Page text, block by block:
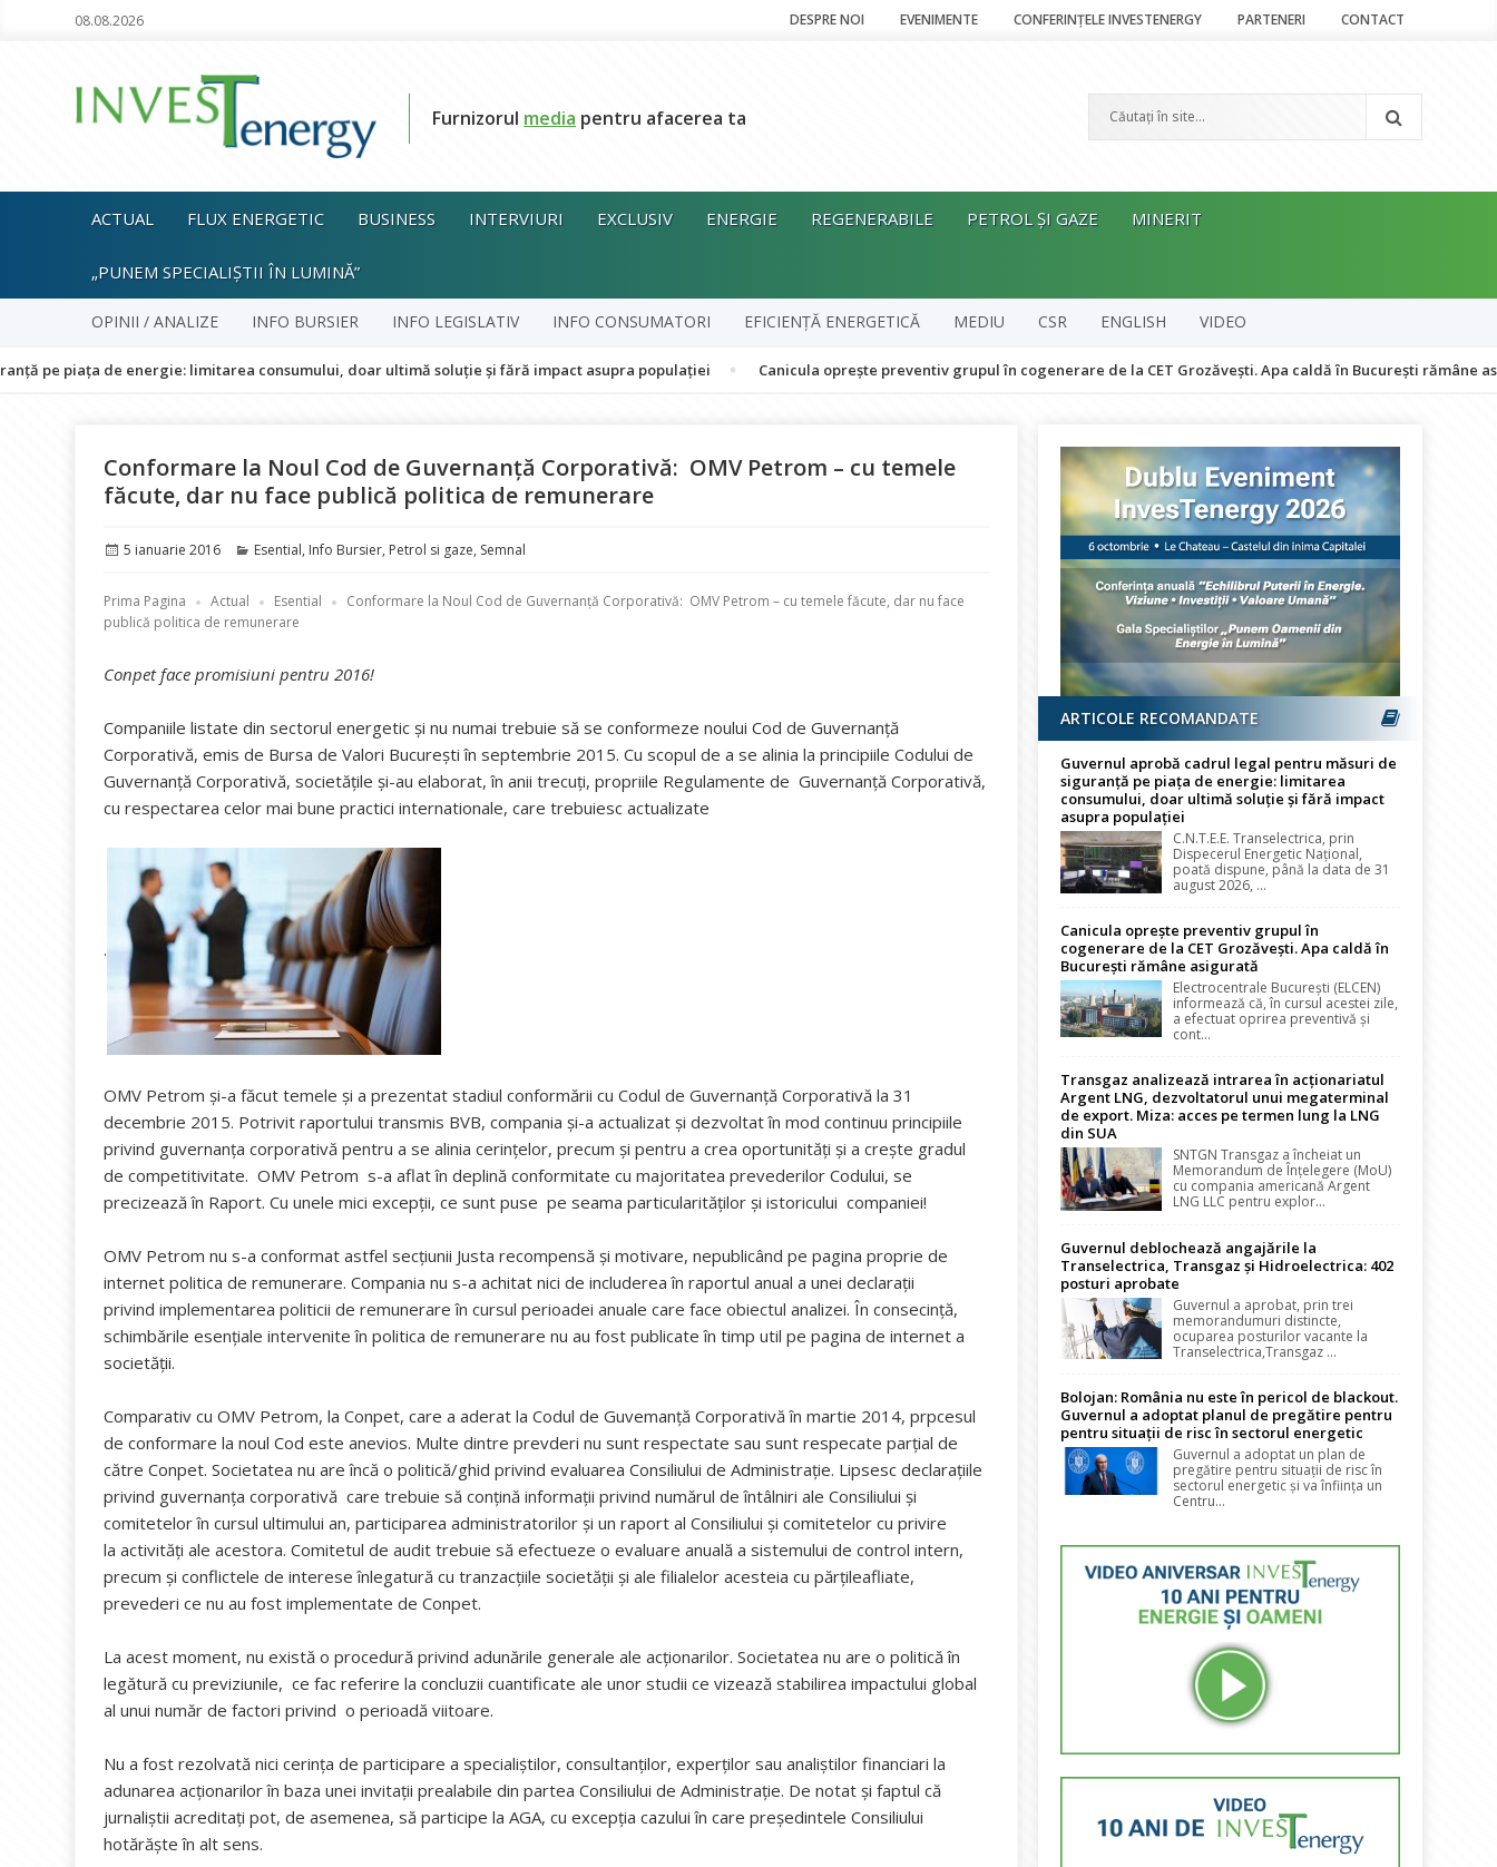
08.08.2026 DESPRE NOI EVENIMENTE CONFERINȚELE INVESTENERGY PARTENERI CONTACT
Furnizorul media pentru afacerea ta
ACTUAL FLUX ENERGETIC BUSINESS INTERVIURI EXCLUSIV ENERGIE REGENERABILE PETROL ȘI GAZE MINERIT
„PUNEM SPECIALIȘTII ÎN LUMINĂ”
OPINII / ANALIZE INFO BURSIER INFO LEGISLATIV INFO CONSUMATORI EFICIENȚĂ ENERGETICĂ MEDIU CSR ENGLISH VIDEO
de energie: limitarea consumului, doar ultimă soluție și fără impact asupra populației Canicula oprește preventiv grupul în cogenerare de la CET Grozăvești. Apa caldă în București rămâne asigurată
Conformare la Noul Cod de Guvernanță Corporativă: OMV Petrom – cu temele
făcute, dar nu face publică politica de remunerare
Publicat
5 ianuarie 2016 Categorii
Esential, Info Bursier, Petrol si gaze, Semnal
Prima Pagina Actual Esential
Conformare la Noul Cod de Guvernanță Corporativă: OMV Petrom – cu temele făcute, dar nu face
publică politica de remunerare
Conpet face promisiuni pentru 2016!
Companiile listate din sectorul energetic și nu numai trebuie să se conformeze noului Cod de Guvernanță
Corporativă, emis de Bursa de Valori București în septembrie 2015. Cu scopul de a se alinia la principiile Codului de
Guvernanță Corporativă, societățile și-au elaborat, în anii trecuți, propriile Regulamente de Guvernanță Corporativă,
cu respectarea celor mai bune practici internationale, care trebuiesc actualizate
.
OMV Petrom și-a făcut temele și a prezentat stadiul conformării cu Codul de Guvernanță Corporativă la 31
decembrie 2015. Potrivit raportului transmis BVB, compania și-a actualizat și dezvoltat în mod continuu principiile
privind guvernanța corporativă pentru a se alinia cerințelor, precum și pentru a crea oportunități și a crește gradul
de competitivitate. OMV Petrom s-a aflat în deplină conformitate cu majoritatea prevederilor Codului, se
precizează în Raport. Cu unele mici excepții, ce sunt puse pe seama particularităților și istoricului companiei!
OMV Petrom nu s-a conformat astfel secțiunii Justa recompensă și motivare, nepublicând pe pagina proprie de
internet politica de remunerare. Compania nu s-a achitat nici de includerea în raportul anual a unei declarații
privind implementarea politicii de remunerare în cursul perioadei anuale care face obiectul analizei. În consecință,
schimbările esențiale intervenite în politica de remunerare nu au fost publicate în timp util pe pagina de internet a
societății.
Comparativ cu OMV Petrom, la Conpet, care a aderat la Codul de Guvemanță Corporativă în martie 2014, prpcesul
de conformare la noul Cod este anevios. Multe dintre prevderi nu sunt respectate sau sunt respecate parțial de
către Conpet. Societatea nu are încă o politică/ghid privind evaluarea Consiliului de Administrație. Lipsesc declarațiile
privind guvernanța corporativă care trebuie să conțină informații privind numărul de întâlniri ale Consiliului și
comitetelor în cursul ultimului an, participarea administratorilor și un raport al Consiliului și comitetelor cu privire
la activități ale acestora. Comitetul de audit trebuie să efectueze o evaluare anuală a sistemului de control intern,
precum și conflictele de interese înlegatură cu tranzacțiile societății și ale filialelor acesteia cu părțileafliate,
prevederi ce nu au fost implementate de Conpet.
La acest moment, nu există o procedură privind adunările generale ale acționarilor. Societatea nu are o politică în
legătură cu previziunile, ce fac referire la concluzii cuantificate ale unor studii ce vizează stabilirea impactului global
al unui număr de factori privind o perioadă viitoare.
Nu a fost rezolvată nici cerința de participare a specialiștilor, consultanților, experților sau analiștilor financiari la
adunarea acționarilor în baza unei invitații prealabile din partea Consiliului de Administrație. De notat și faptul că
jurnaliștii acreditați pot, de asemenea, să participe la AGA, cu excepția cazului în care președintele Consiliului
hotărăște în alt sens.
ARTICOLE RECOMANDATE
Guvernul aprobă cadrul legal pentru măsuri de
siguranță pe piața de energie: limitarea
consumului, doar ultimă soluție și fără impact
asupra populației
C.N.T.E.E. Transelectrica, prin
Dispecerul Energetic Național,
poată dispune, până la data de 31
august 2026, ...
Canicula oprește preventiv grupul în
cogenerare de la CET Grozăvești. Apa caldă în
București rămâne asigurată
Electrocentrale București (ELCEN)
informează că, în cursul acestei zile,
a efectuat oprirea preventivă și
cont...
Transgaz analizează intrarea în acționariatul
Argent LNG, dezvoltatorul unui megaterminal
de export. Miza: acces pe termen lung la LNG
din SUA
SNTGN Transgaz a încheiat un
Memorandum de Înțelegere (MoU)
cu compania americană Argent
LNG LLC pentru explor...
Guvernul deblochează angajările la
Transelectrica, Transgaz și Hidroelectrica: 402
posturi aprobate
Guvernul a aprobat, prin trei
memorandumuri distincte,
ocuparea posturilor vacante la
Transelectrica,Transgaz ...
Bolojan: România nu este în pericol de blackout.
Guvernul a adoptat planul de pregătire pentru
pentru situații de risc în sectorul energetic
Guvernul a adoptat un plan de
pregătire pentru situații de risc în
sectorul energetic și va înființa un
Centru...